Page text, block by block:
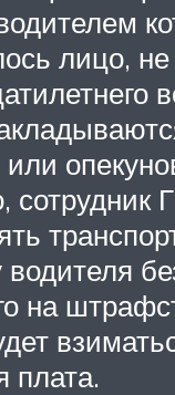
лицо,
сотрудник
водителя
на
плата.